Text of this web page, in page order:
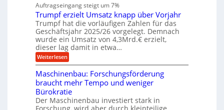
e
n
b
a
u
a
u
f
e
n
f
ü
h
r
u
n
g
e
n
B
S
C
L
r
t
u
n
g
s
f
r
e
e
s
H
y
b
Auftragseingang steigt um 7%
Trumpf erzielt Umsatz knapp über Vorjahr
Trumpf hat die vorläufigen Zahlen für das
Geschäftsjahr 2025/26 vorgelegt. Demnach
wurde ein Umsatz von 4,3Mrd.€ erzielt,
dieser lag damit in etwa…
Weiterlesen:
T
u
m
p
f
e
Maschinenbau: Forschungsförderung
braucht mehr Tempo und weniger
Bürokratie
Der Maschinenbau investiert stark in